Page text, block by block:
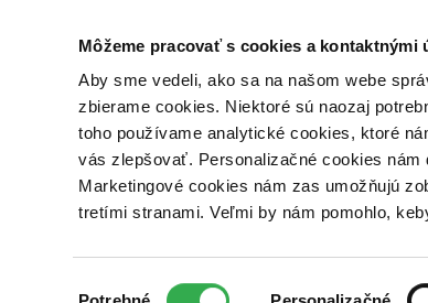
Môžeme pracovať s cookies a kontaktnými
Aby sme vedeli, ako sa na našom webe
zbierame cookies. Niektoré sú naozaj
toho používame analytické cookies, ktoré
vás zlepšovať. Personalizačné cookies
Marketingové cookies nám zas umožňujú
tretími stranami. Veľmi by nám pomohlo,
Poukážky Kontakt